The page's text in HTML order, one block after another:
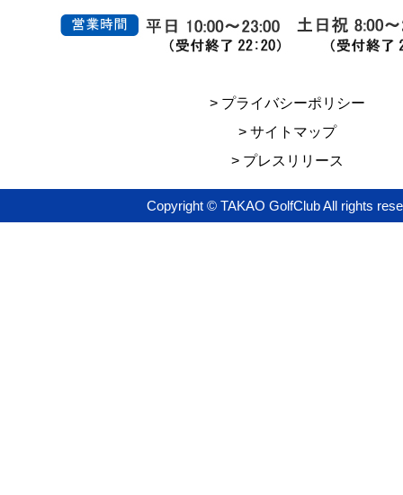
> プライバシーポリシー
> サイトマップ
> プレスリリース
Copyright © TAKAO GolfClub All rights